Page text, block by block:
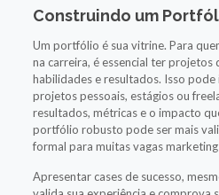
Construindo um
Um portfólio é sua vitrine. Para
na carreira, é essencial ter projetos
habilidades e resultados. Isso
projetos pessoais, estágios ou
resultados, métricas e o impacto
portfólio robusto pode ser mais
formal para muitas vagas
Apresentar cases de sucesso,